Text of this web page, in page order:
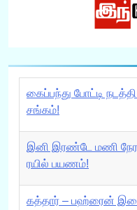
கைப்பந்து போட்டி
சங்கம்!
இனி இரண்டே மணி
ரயில் பயணம்!
கத்தார் – பஹ்ரைன்